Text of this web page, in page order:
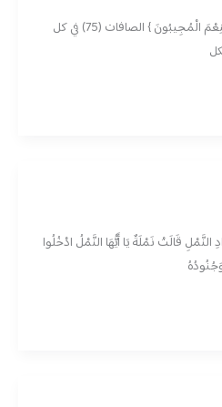
-قال تعالى : { وَلَقَدْ نَادَانَا نُوحٌ فَلَنِعْمَ الْمُجِيبُونَ } الصافات (75) في كل
النَّمْلِ قَالَتْ نَمْلَةٌ يَا أَيُّهَا النَّمْلُ ادْخُلُوا